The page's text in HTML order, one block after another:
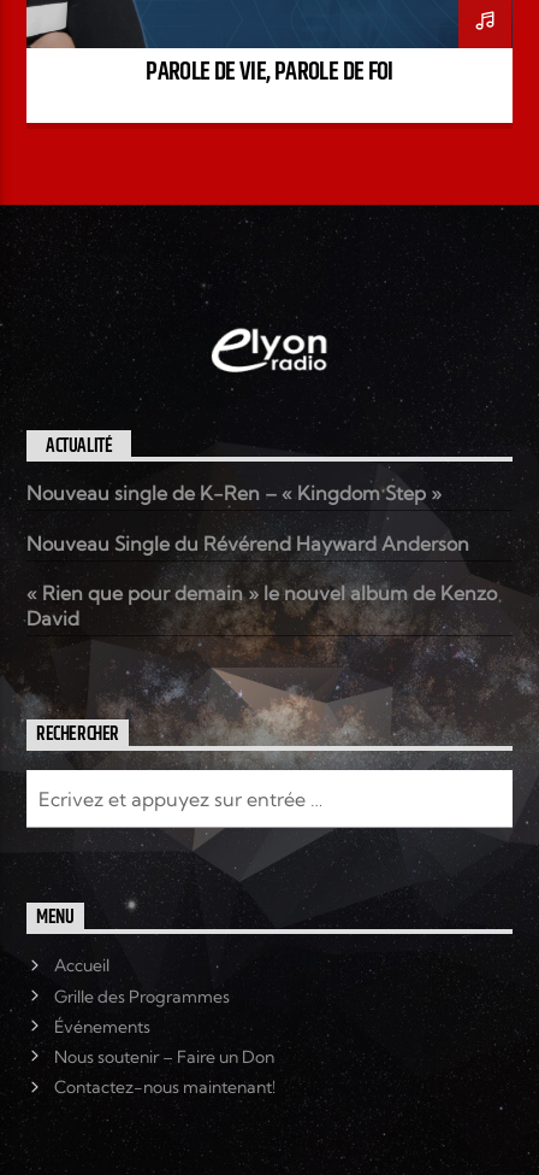
PAROLE DE VIE, PAROLE DE FOI
ACTUALITÉ
Nouveau single de K-Ren – « Kingdom Step »
Nouveau Single du Révérend Hayward Anderson
« Rien que pour demain » le nouvel album de Kenzo
David
RECHERCHER
MENU
Accueil
Grille des Programmes
Événements
Nous soutenir – Faire un Don
Contactez-nous maintenant!